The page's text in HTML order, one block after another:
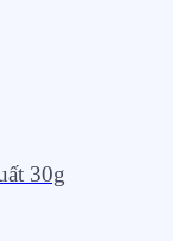
30g